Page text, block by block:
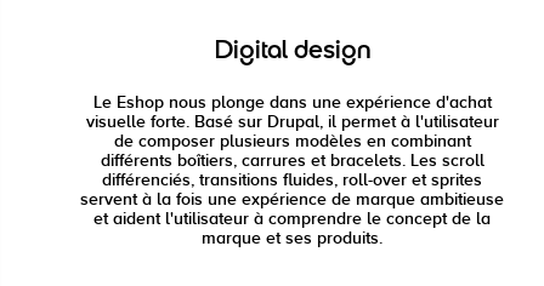
Digital design
Le Eshop nous plonge dans une expérience d'achat
visuelle forte. Basé sur Drupal, il permet à l'utilisateur
de composer plusieurs modèles en combinant
différents boîtiers, carrures et bracelets. Les scroll
différenciés, transitions fluides, roll-over et sprites
servent à la fois une expérience de marque ambitieuse
et aident l'utilisateur à comprendre le concept de la
marque et ses produits.